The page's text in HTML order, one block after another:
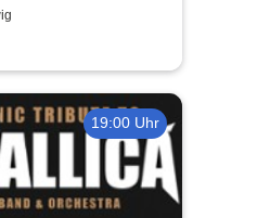
19:00 Uhr